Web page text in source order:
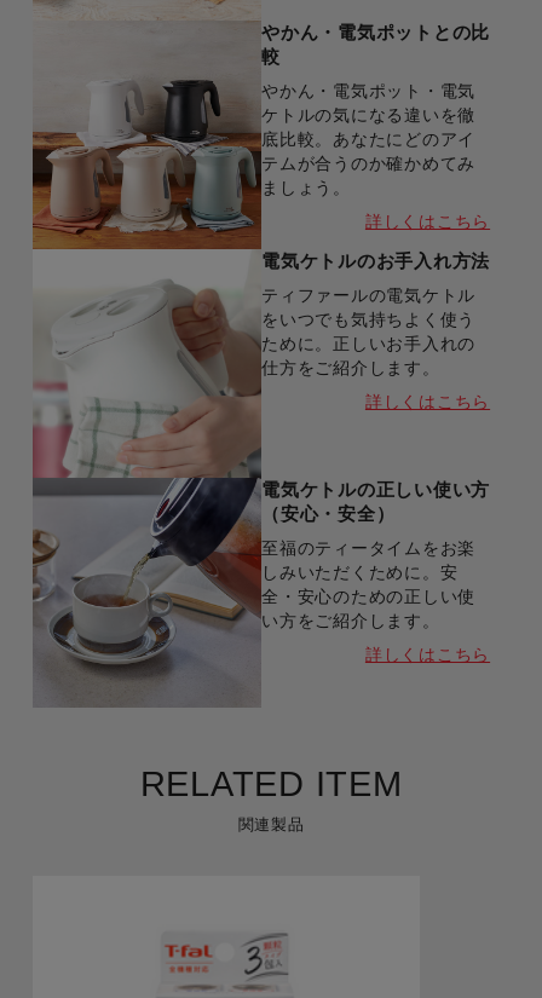
やかん・電気ポットとの比
較
やかん・電気ポット・電気
ケトルの気になる違いを徹
底比較。あなたにどのアイ
テムが合うのか確かめてみ
ましょう。
詳しくはこちら
電気ケトルのお手入れ方法
ティファールの電気ケトル
をいつでも気持ちよく使う
ために。正しいお手入れの
仕方をご紹介します。
詳しくはこちら
電気ケトルの正しい使い方
（安心・安全）
至福のティータイムをお楽
しみいただくために。安
全・安心のための正しい使
い方をご紹介します。
詳しくはこちら
関連製品
RELATED ITEM